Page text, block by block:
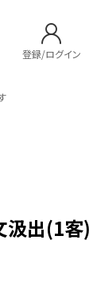
登録/ログイン
汲出(1客)